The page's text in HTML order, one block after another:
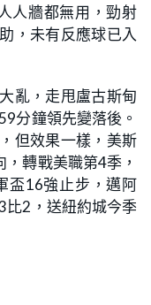
人牆都無用，勁射
，未有反應球已入
亂，走甩盧古斯甸
分鐘領先變落後。
但效果一樣，美斯
轉戰美職第4季，
盃16強止步，邁阿
比2，送紐約城今季